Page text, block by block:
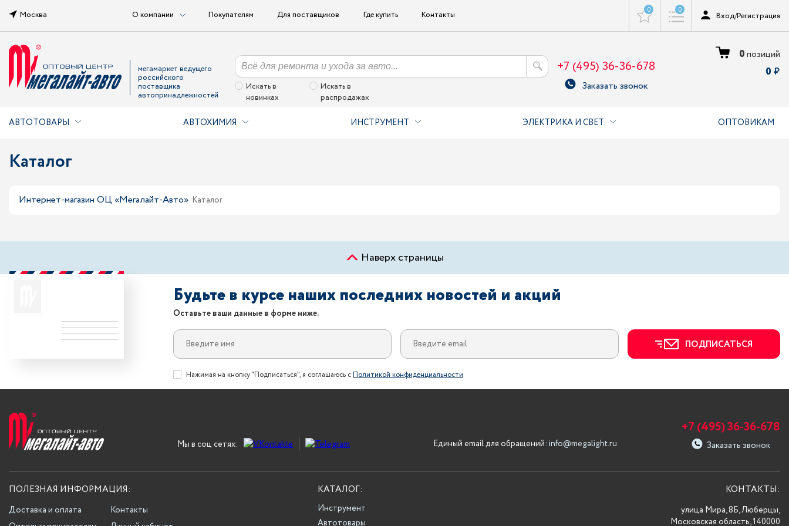
Москва О компании Покупателям Для поставщиков Где купить Контакты 0 0
Вход/Регистрация
мегамаркет ведущего
российского
поставщика
автопринадлежностей
Искать в
новинках
Искать в
распродажах
+7 (495) 36-36-678
Заказать звонок
0позиций
0
АВТОТОВАРЫ АВТОХИМИЯ ИНСТРУМЕНТ ЭЛЕКТРИКА И СВЕТ ОПТОВИКАМ
Каталог
Интернет-магазин ОЦ «Мегалайт-Авто» Каталог
Наверх страницы
Будьте в курсе наших последних новостей и акций
Оставьте ваши данные в форме ниже.
ПОДПИСАТЬСЯ
Нажимая на кнопку "Подписаться", я соглашаюсь сПолитикой конфиденциальности
Мы в соц сетях: Единый email для обращений: info@megalight.ru
+7 (495) 36-36-678
Заказать звонок
ПОЛЕЗНАЯ ИНФОРМАЦИЯ:
Доставка и оплата
Контакты
КАТАЛОГ:
Инструмент
Автотовары
КОНТАКТЫ:
улица Мира, 8Б, Люберцы,
Московская область, 140000